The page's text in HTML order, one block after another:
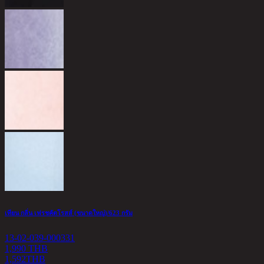
เทียน กลิ่น เฟรชคัตโรสส์ (ขนาดใหญ่)/623 กรัม
13-02-039-000331
1,990 THB
1,592THB